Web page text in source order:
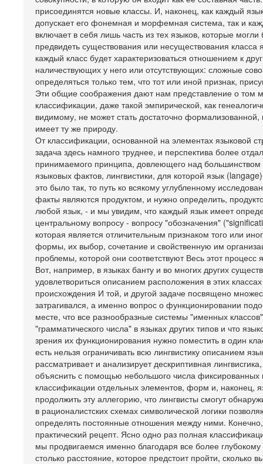
присоединятся новые классы. И, наконец, как каждый
допускает его фонемная и морфемная система, так и
включает в себя лишь часть из тех языков, которые
предвидеть существования или несуществования класса
каждый класс будет характеризоваться отношением к
наличествующих у него или отсутствующих: сложные
определяться только тем, что тот или иной признак,
Эти общие соображения дают нам представление о том
классификации, даже такой эмпирической, как
видимому, не может стать достаточно формализованной,
имеет ту же природу.
От классификации, основанной на элементах языковой
задача здесь намного труднее, и перспектива более
принимаемого принципа, довлеющего над большинством
языковых фактов, лингвистики, для которой язык
это было так, то путь ко всякому углубленному
факты являются продуктом, и нужно определить,
любой язык, - и мы увидим, что каждый язык имеет
центральному вопросу - вопросу "обозначения"
которая является отличительным признаком того или
формы, их выбор, сочетание и свойственную им
проблемы, которой они соответствуют Весь этот
Вот, например, в языках банту и во многих других
удовлетвориться описанием расположения в этих
происхождения И той, и другой задаче посвящено
затрагивался, а именно вопрос о функционировании
месте, что все разнообразные системы "именных
"грамматического числа" в языках других типов и что
зрения их функционирования нужно поместить в один
есть нельзя ограничивать всю лингвистику описанием
рассматривает и анализирует дескриптивная
объяснить с помощью небольшого числа
классификации отдельных элементов, форм и, наконец,
продолжить эту аллегорию, что лингвисты смогут
в рационалистских схемах символической логики
определять постоянные отношения между ними.
практический рецепт. Ясно одно раз полная
мы продвигаемся именно благодаря все более
столько расстояние, которое предстоит пройти, сколько